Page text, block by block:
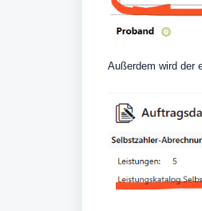
Außerdem wird der